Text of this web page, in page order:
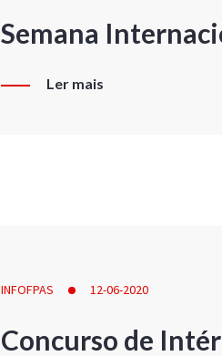
Semana
Ler mais
INFOFPAS 12-06-2020
Concurso de